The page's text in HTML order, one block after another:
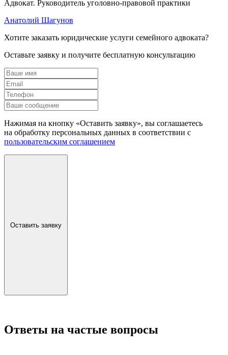
Адвокат. Руководитель уголовно-правовой практики
Анатолий Шагунов
Хотите заказать юридические услуги семейного адвоката?
Оставьте заявку и получите бесплатную консультацию
Нажимая на кнопку «Оставить заявку», вы соглашаетесь
на обработку персональных данных в соответствии с
пользовательским соглашением
Оставить заявку
Ответы на частые вопросы